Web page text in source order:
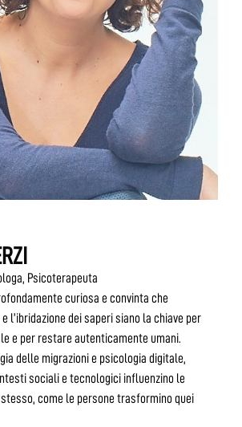
Psicoterapeuta
curiosa e convinta che
l’ibridazione dei saperi siano la chiave per
e per restare autenticamente umani.
delle migrazioni e psicologia digitale,
sociali e tecnologici influenzino le
come le persone trasformino quei